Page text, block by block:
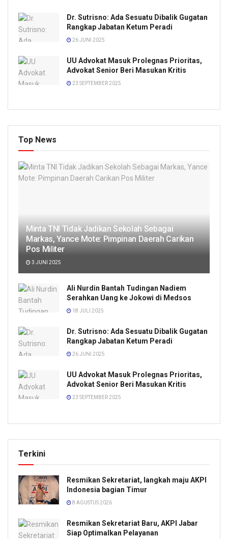
Dr. Sutrisno: Ada Sesuatu Dibalik Gugatan
Rangkap Jabatan Ketum Peradi
26 JUNI 2025
UU Advokat Masuk Prolegnas Prioritas,
Advokat Senior Beri Masukan Kritis
23 SEPTEMBER 2025
Top News
Minta TNI Tidak Jadikan Sekolah Sebagai
Markas, Yance Mote: Pimpinan Daerah Carikan
Pos Militer
3 JUNI 2025
Ali Nurdin Bantah Tudingan Nadiem
Serahkan Uang ke Jokowi di Medsos
18 JULI 2025
Dr. Sutrisno: Ada Sesuatu Dibalik Gugatan
Rangkap Jabatan Ketum Peradi
26 JUNI 2025
UU Advokat Masuk Prolegnas Prioritas,
Advokat Senior Beri Masukan Kritis
23 SEPTEMBER 2025
Terkini
Resmikan Sekretariat, langkah maju AKPI
Indonesia bagian Timur
8 AGUSTUS 2026
Resmikan Sekretariat Baru, AKPI Jabar
Siap Optimalkan Pelayanan